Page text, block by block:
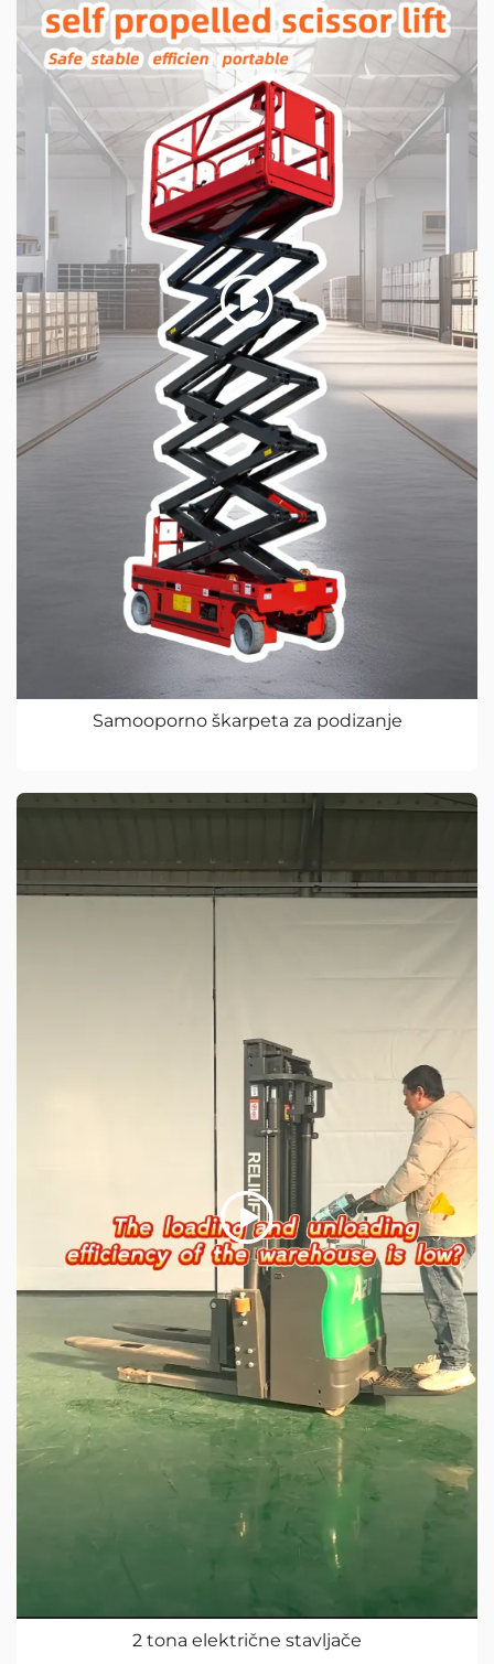
Samooporno škarpeta za podizanje
2 tona električne stavljače